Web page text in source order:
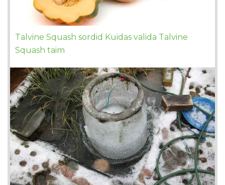
Talvine Squash sordid Kuidas valida Talvine
Squash taim